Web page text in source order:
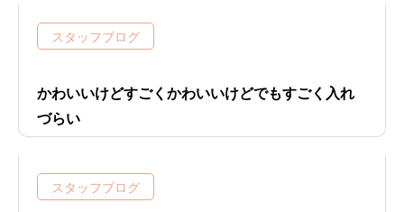
スタッフブログ
かわいいけどすごくかわいいけどでもすごく入れ
づらい
スタッフブログ